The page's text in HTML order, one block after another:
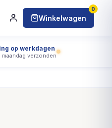
Winkelwagen
0
op werkdagen
maandag verzonden